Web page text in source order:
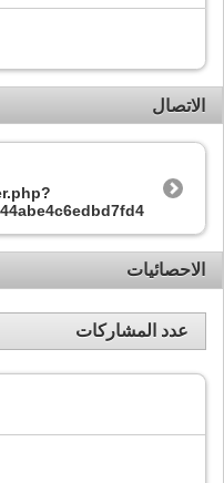
الاتصال
الاحصائيات
عدد المشاركات